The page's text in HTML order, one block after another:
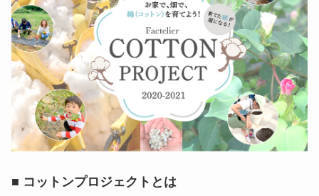
■ コットンプロジェクトとは